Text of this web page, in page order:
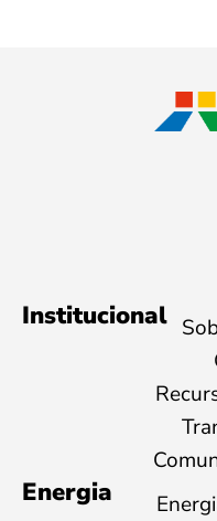
Institucional
Energia